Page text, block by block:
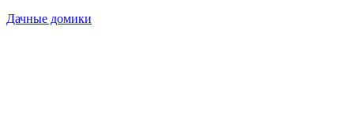
Дачные домики